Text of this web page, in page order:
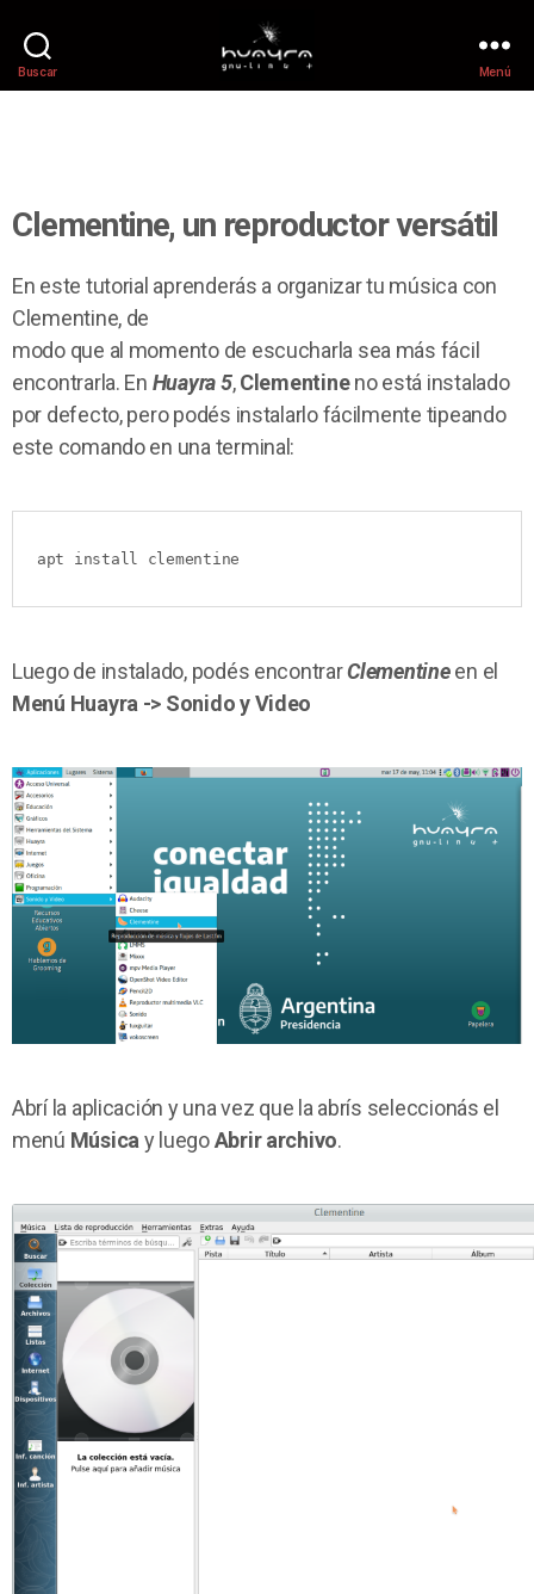
Buscar Menú
Clementine, un reproductor versátil
En este tutorial aprenderás a organizar tu música con
Clementine, de
modo que al momento de escucharla sea más fácil
encontrarla. En Huayra 5,Clementineno está instalado
por defecto, pero podés instalarlo fácilmente tipeando
este comando en una terminal:
apt install clementine
Luego de instalado, podés encontrarClementineen el
Menú Huayra -> Sonido y Video
Abrí la aplicación y una vez que la abrís seleccionás el
menú Música y luegoAbrir archivo.